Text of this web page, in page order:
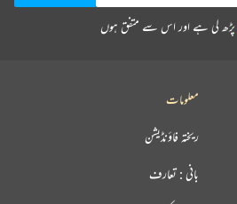
پڑھ لی ہے اور اس سے متفق ہوں
معلومات
ریختہ فاؤنڈیشن
بانی : تعارف